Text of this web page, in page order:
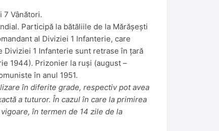
7 Vânători.
Participă la bătăliile de la Mărășești
al Diviziei 1 Infanterie, care
1 Infanterie sunt retrase în țară
1944). Prizonier la ruși (august –
în anul 1951.
în diferite grade, respectiv pot avea
a tuturor. În cazul în care la primirea
în termen de 14 zile de la